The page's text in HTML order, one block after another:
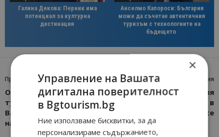
Галина Декова: Перник има
потенциал за културна
дестинация
Анселмо Капороси: България
може да съчетае автентичния
туризъм с технологиите на
бъдещето
Предишна статия
Откриват
туристическия сезон във
Варна с голям концерт
на 16 май
Следваща статия
ITA Airways представя
новия Runway Lounge в
Milan Linate
×
Управление на Вашата
дигитална поверителност
в Bgtourism.bg
Ние използваме бисквитки, за да
персонализираме съдържанието,